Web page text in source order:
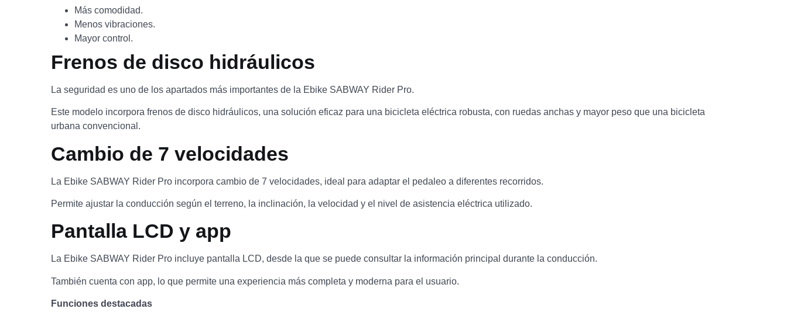
Más comodidad.
Menos vibraciones.
Mayor control.
Frenos de disco hidráulicos
La seguridad es uno de los apartados más importantes de la Ebike SABWAY Rider Pro.
Este modelo incorpora frenos de disco hidráulicos, una solución eficaz para una bicicleta eléctrica robusta, con ruedas anchas y mayor peso que una bicicleta
urbana convencional.
Cambio de 7 velocidades
La Ebike SABWAY Rider Pro incorpora cambio de 7 velocidades, ideal para adaptar el pedaleo a diferentes recorridos.
Permite ajustar la conducción según el terreno, la inclinación, la velocidad y el nivel de asistencia eléctrica utilizado.
Pantalla LCD y app
La Ebike SABWAY Rider Pro incluye pantalla LCD, desde la que se puede consultar la información principal durante la conducción.
También cuenta con app, lo que permite una experiencia más completa y moderna para el usuario.
Funciones destacadas